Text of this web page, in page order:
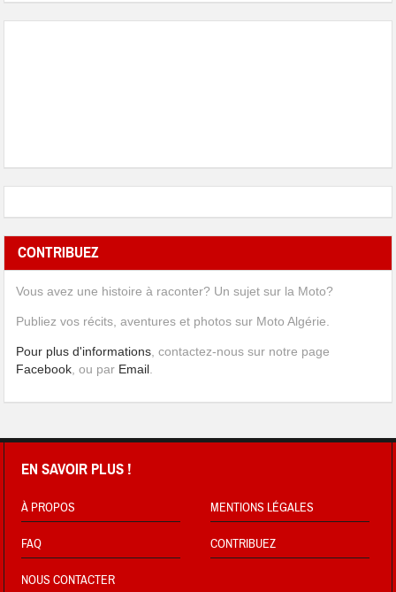
CONTRIBUEZ
Vous avez une histoire à raconter? Un sujet sur la Moto?
Publiez vos récits, aventures et photos sur Moto Algérie.
Pour plus d'informations , contactez-nous sur notre page
Facebook , ou par Email
EN SAVOIR PLUS !
À PROPOS MENTIONS LÉGALES
FAQ CONTRIBUEZ
NOUS CONTACTER